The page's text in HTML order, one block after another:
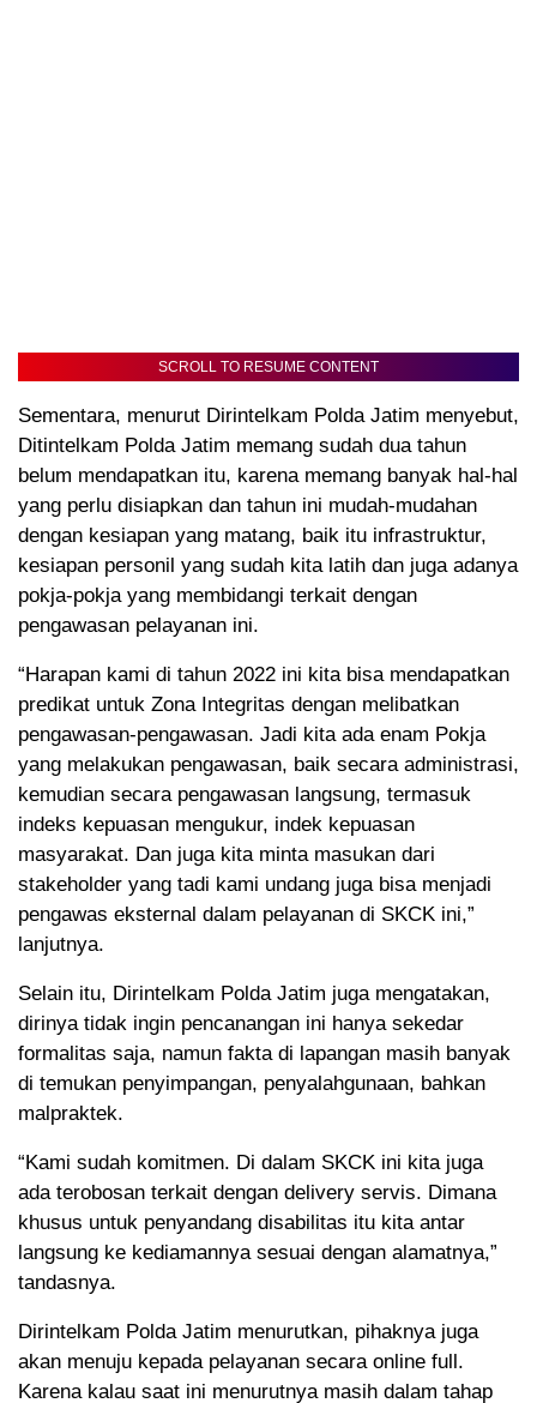
SCROLL TO RESUME CONTENT
Sementara, menurut Dirintelkam Polda Jatim menyebut,
Ditintelkam Polda Jatim memang sudah dua tahun
belum mendapatkan itu, karena memang banyak hal-hal
yang perlu disiapkan dan tahun ini mudah-mudahan
dengan kesiapan yang matang, baik itu infrastruktur,
kesiapan personil yang sudah kita latih dan juga adanya
pokja-pokja yang membidangi terkait dengan
pengawasan pelayanan ini.
“Harapan kami di tahun 2022 ini kita bisa mendapatkan
predikat untuk Zona Integritas dengan melibatkan
pengawasan-pengawasan. Jadi kita ada enam Pokja
yang melakukan pengawasan, baik secara administrasi,
kemudian secara pengawasan langsung, termasuk
indeks kepuasan mengukur, indek kepuasan
masyarakat. Dan juga kita minta masukan dari
stakeholder yang tadi kami undang juga bisa menjadi
pengawas eksternal dalam pelayanan di SKCK ini,”
lanjutnya.
Selain itu, Dirintelkam Polda Jatim juga mengatakan,
dirinya tidak ingin pencanangan ini hanya sekedar
formalitas saja, namun fakta di lapangan masih banyak
di temukan penyimpangan, penyalahgunaan, bahkan
malpraktek.
“Kami sudah komitmen. Di dalam SKCK ini kita juga
ada terobosan terkait dengan delivery servis. Dimana
khusus untuk penyandang disabilitas itu kita antar
langsung ke kediamannya sesuai dengan alamatnya,”
tandasnya.
Dirintelkam Polda Jatim menurutkan, pihaknya juga
akan menuju kepada pelayanan secara online full.
Karena kalau saat ini menurutnya masih dalam tahap